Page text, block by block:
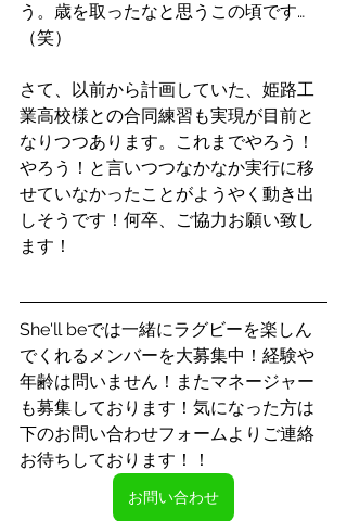
う。歳を取ったなと思うこの頃です…
（笑）
さて、以前から計画していた、姫路工
業高校様との合同練習も実現が目前と
なりつつあります。これまでやろう！
やろう！と言いつつなかなか実行に移
せていなかったことがようやく動き出
しそうです！何卒、ご協力お願い致し
ます！
She'll beでは一緒にラグビーを楽しん
でくれるメンバーを大募集中！経験や
年齢は問いません！またマネージャー
も募集しております！気になった方は
下のお問い合わせフォームよりご連絡
お待ちしております！！
お問い合わせ